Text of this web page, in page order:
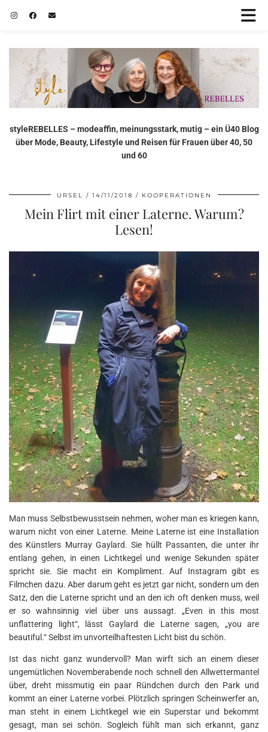
styleREBELLES – modeaffin, meinungsstark, mutig – ein Ü40 Blog
über Mode, Beauty, Lifestyle und Reisen für Frauen über 40, 50
und 60
URSEL 14/11/2018 KOOPERATIONEN
Mein Flirt mit einer Laterne. Warum?
Lesen!
Man muss Selbstbewusstsein nehmen, woher man es kriegen kann,
warum nicht von einer Laterne. Meine Laterne ist eine Installation
des Künstlers Murray Gaylard. Sie hüllt Passanten, die unter ihr
entlang gehen, in einen Lichtkegel und wenige Sekunden später
spricht sie. Sie macht ein Kompliment. Auf Instagram gibt es
Filmchen dazu. Aber darum geht es jetzt gar nicht, sondern um den
Satz, den die Laterne spricht und an den ich oft denken muss, weil
er so wahnsinnig viel über uns aussagt. „Even in this most
unflattering light“, lässt Gaylard die Laterne sagen, „you are
beautiful.“ Selbst im unvorteilhaftesten Licht bist du schön.
Ist das nicht ganz wundervoll? Man wirft sich an einem dieser
ungemütlichen Novemberabende noch schnell den Allwettermantel
über, dreht missmutig ein paar Ründchen durch den Park und
kommt an einer Laterne vorbei. Plötzlich springen Scheinwerfer an,
man steht in einem Lichtkegel wie ein Superstar und bekommt
gesagt, man sei schön. Sogleich fühlt man sich erkannt, ganz